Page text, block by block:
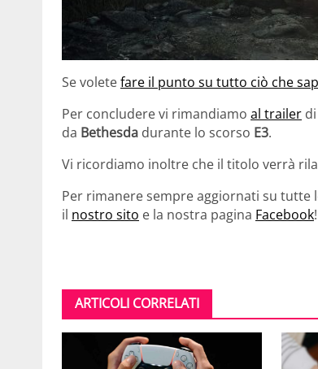
Se voletefare il punto su tutto ciò che
Per concludere vi rimandiamo al trailer di
da Bethesda durante lo scorso E3.
Vi ricordiamo inoltre che il titolo verrà
Per rimanere sempre aggiornati su
il nostro sito e la nostra pagina Facebook!
ARTICOLI CORRELATI